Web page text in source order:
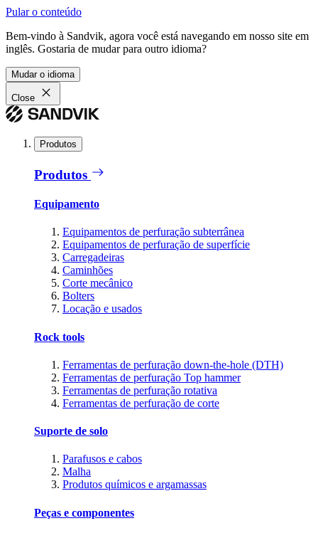
Pular o conteúdo
Bem-vindo à Sandvik, agora você está navegando em nosso site em
inglês. Gostaria de mudar para outro idioma?
Mudar o idioma
Close
Produtos
Produtos
Equipamento
Equipamentos de perfuração subterrânea
Equipamentos de perfuração de superfície
Carregadeiras
Caminhões
Corte mecânico
Bolters
Locação e usados
Rock tools
Ferramentas de perfuração down-the-hole (DTH)
Ferramentas de perfuração Top hammer
Ferramentas de perfuração rotativa
Ferramentas de perfuração de corte
Suporte de solo
Parafusos e cabos
Malha
Produtos químicos e argamassas
Peças e componentes